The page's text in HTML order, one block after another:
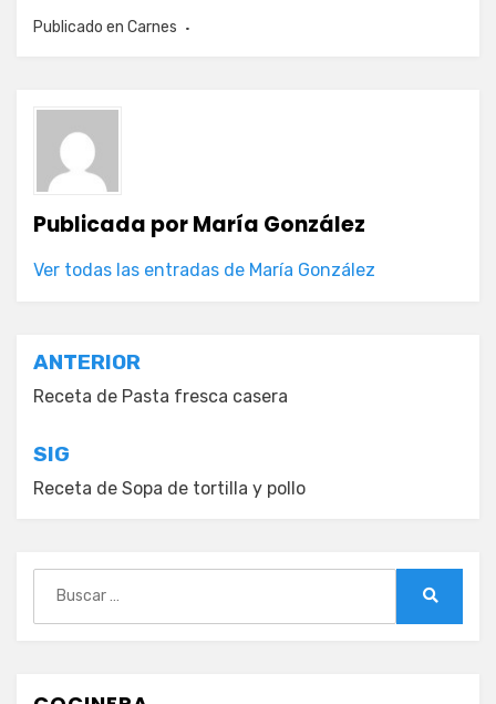
Publicado en Carnes
Publicada porMaría González
Ver todas las entradas de María González
Navegación
de
entradas
ANTERIOR
Receta de Pasta fresca casera
SIG
Receta de Sopa de tortilla y pollo